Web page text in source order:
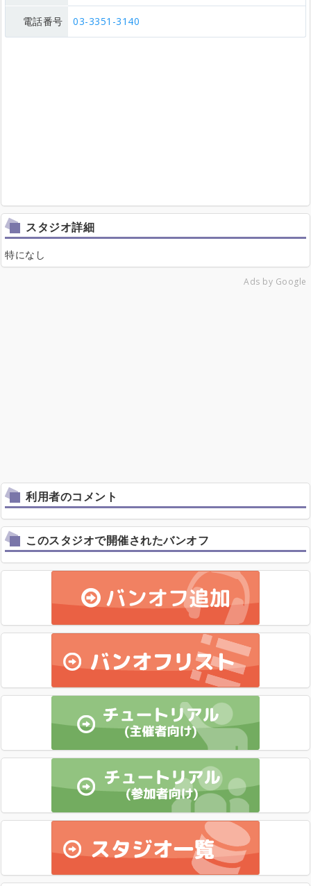
電話番号 03-3351-3140
スタジオ詳細
特になし
Ads by Google
利用者のコメント
このスタジオで開催されたバンオフ